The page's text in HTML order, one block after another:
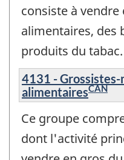
consiste à
alimentaires, des
produits du tabac.
4131 -
alimentairesCAN
Ce groupe
dont l'activité